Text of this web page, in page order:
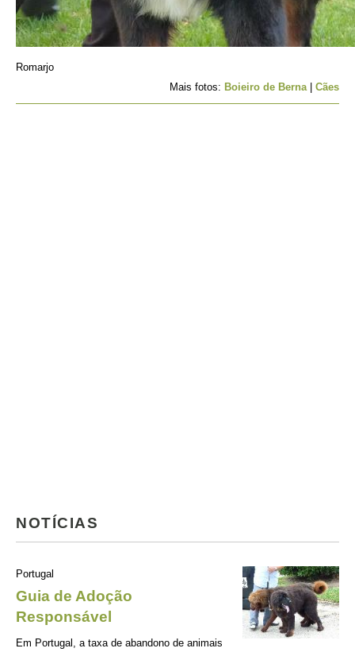
Romarjo
Mais fotos: Boieiro de Berna| Cães
NOTÍCIAS
Portugal
Guia de Adoção
Responsável
Em Portugal, a taxa de abandono de animais